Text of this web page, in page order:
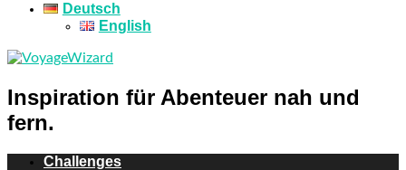
Deutsch
English
Inspiration für Abenteuer nah und
fern.
Challenges